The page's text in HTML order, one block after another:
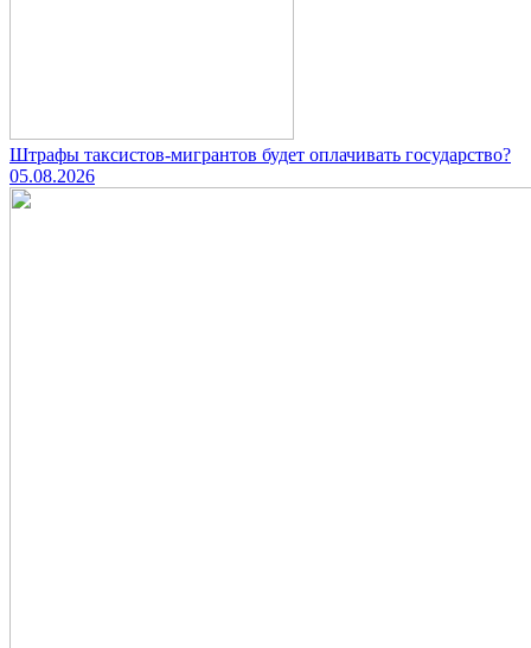
Штрафы таксистов-мигрантов будет оплачивать государство?
05.08.2026